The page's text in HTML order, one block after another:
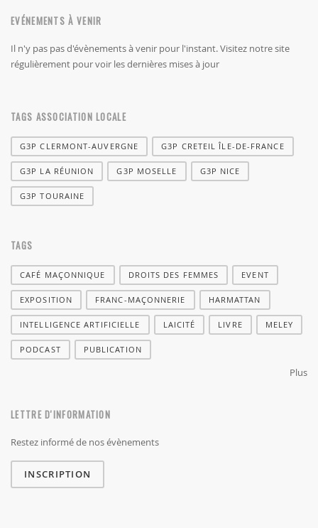
EVÉNEMENTS À VENIR
Il n'y pas pas d'évènements à venir pour l'instant. Visitez notre site
régulièrement pour voir les dernières mises à jour
TAGS ASSOCIATION LOCALE
G3P CLERMONT-AUVERGNE G3P CRETEIL ÎLE-DE-FRANCE
G3P LA RÉUNION G3P MOSELLE G3P NICE
G3P TOURAINE
TAGS
CAFÉ MAÇONNIQUE DROITS DES FEMMES EVENT
EXPOSITION FRANC-MAÇONNERIE HARMATTAN
INTELLIGENCE ARTIFICIELLE LAICITÉ LIVRE MELEY
PODCAST PUBLICATION
Plus
LETTRE D'INFORMATION
Restez informé de nos évènements
INSCRIPTION